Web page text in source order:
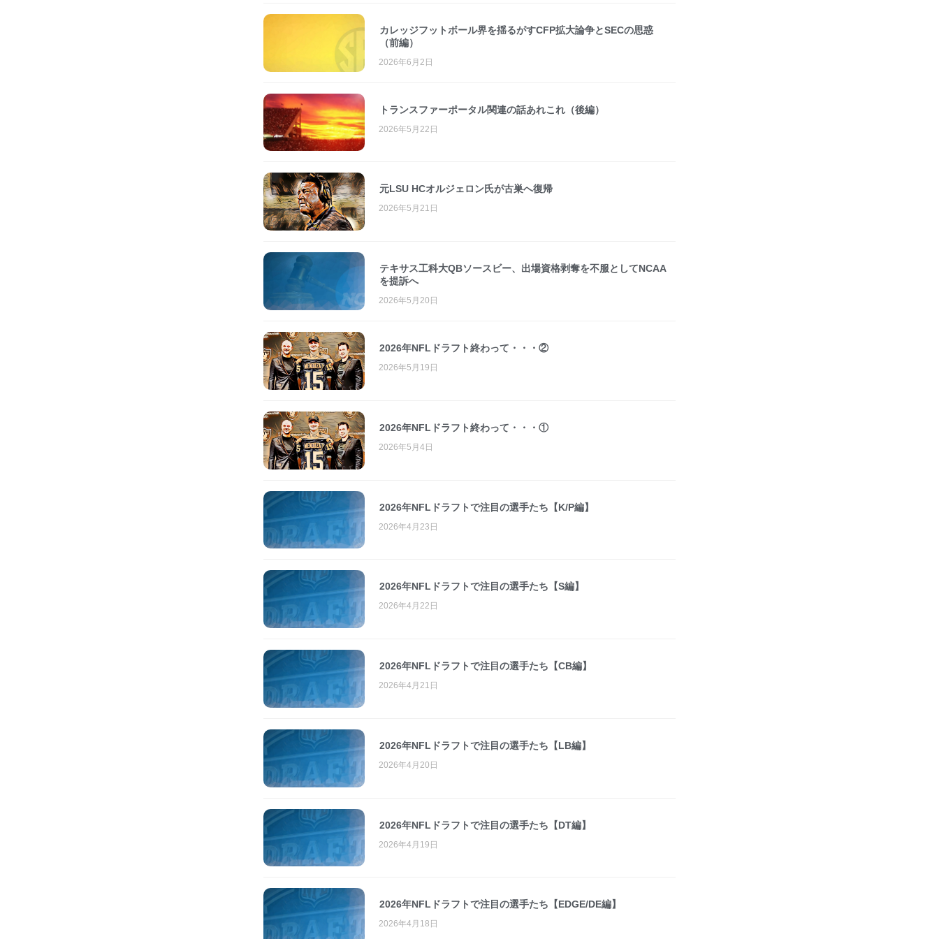
カレッジフットボール界を揺るがすCFP拡大論争とSECの思惑
（前編）
2026年6月2日
トランスファーポータル関連の話あれこれ（後編）
2026年5月22日
元LSU HCオルジェロン氏が古巣へ復帰
2026年5月21日
テキサス工科大QBソースビー、出場資格剥奪を不服としてNCAA
を提訴へ
2026年5月20日
2026年NFLドラフト終わって・・・②
2026年5月19日
2026年NFLドラフト終わって・・・①
2026年5月4日
2026年NFLドラフトで注目の選手たち【K/P編】
2026年4月23日
2026年NFLドラフトで注目の選手たち【S編】
2026年4月22日
2026年NFLドラフトで注目の選手たち【CB編】
2026年4月21日
2026年NFLドラフトで注目の選手たち【LB編】
2026年4月20日
2026年NFLドラフトで注目の選手たち【DT編】
2026年4月19日
2026年NFLドラフトで注目の選手たち【EDGE/DE編】
2026年4月18日